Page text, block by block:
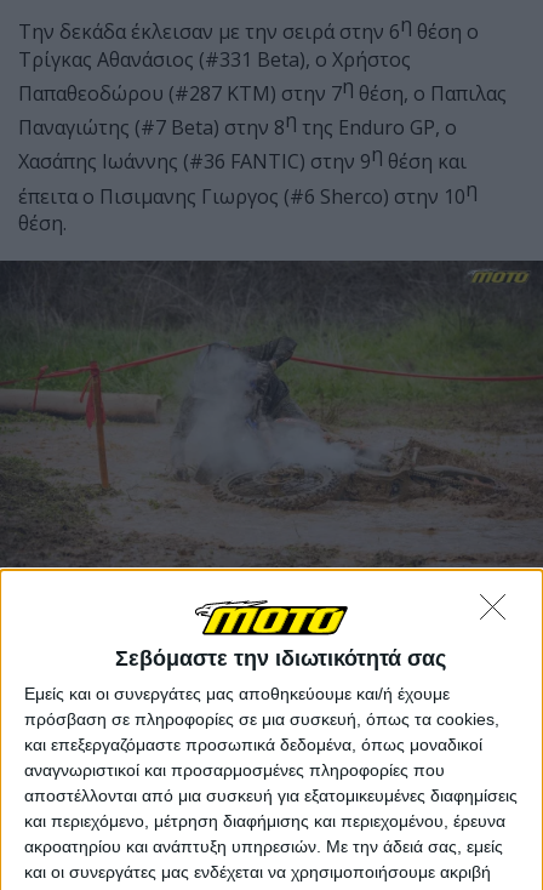
Σεβόμαστε την ιδιωτικότητά σας
Εμείς και οι συνεργάτες μας αποθηκεύουμε και/ή έχουμε
πρόσβαση σε πληροφορίες σε μια συσκευή, όπως τα cookies,
και επεξεργαζόμαστε προσωπικά δεδομένα, όπως μοναδικοί
αναγνωριστικοί και προσαρμοσμένες πληροφορίες που
αποστέλλονται από μια συσκευή για εξατομικευμένες διαφημίσεις
και περιεχόμενο, μέτρηση διαφήμισης και περιεχομένου, έρευνα
ακροατηρίου και ανάπτυξη υπηρεσιών. Με την άδειά σας, εμείς
και οι συνεργάτες μας ενδέχεται να χρησιμοποιήσουμε ακριβή
Την δεκάδα έκλεισαν με την σειρά στην 6η θέση ο
Τρίγκας Αθανάσιος (#331 Beta), ο Χρήστος
Παπαθεοδώρου (#287 KTM) στην 7η θέση, ο Παπιλας
Παναγιώτης (#7 Beta) στην 8η της Enduro GP, ο
Χασάπης Ιωάννης (#36 FANTIC) στην 9η θέση και
έπειτα ο Πισιμανης Γιωργος (#6 Sherco) στην 10η
θέση.
Ο αγώνας είχε αρκετά δύσκολα σημεία που απαιτούσε
εμπειρία για να περάσεις γρήγορα χωρίς να κολλήσεις,
το οποίο είναι βέβαιο εύκολο να το πεις εκ των
υστέρων αλλά εκείνη την στιγμή και με δεδομένο πως
δεν φαινόταν εύκολα η παγίδα ήταν εύκολο να γίνει το
λάθος. Αυτό δεν σημαίνει πως δεν υπήρχαν αρκετοί
που μπόρεσαν να πάρουν την γρήγορη απόφαση και να
πατήσουν έξω από τα λούκια χωρίς να κολλήσουν.
Μοναδική παραφωνία από πλευράς της διοργάνωσης